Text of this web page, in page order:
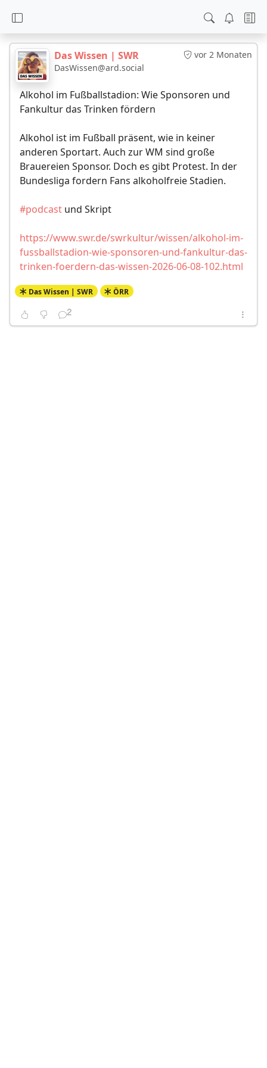
vor 2 Monaten
Das Wissen | SWR
DasWissen@ard.social
Alkohol im Fußballstadion: Wie Sponsoren und
Fankultur das Trinken fördern
Alkohol ist im Fußball präsent, wie in keiner
anderen Sportart. Auch zur WM sind große
Brauereien Sponsor. Doch es gibt Protest. In der
Bundesliga fordern Fans alkoholfreie Stadien.
#podcast und Skript
https://www.swr.de/swrkultur/wissen/alkohol-im-
fussballstadion-wie-sponsoren-und-fankultur-das-
trinken-foerdern-das-wissen-2026-06-08-102.html
Das Wissen | SWR ÖRR
2